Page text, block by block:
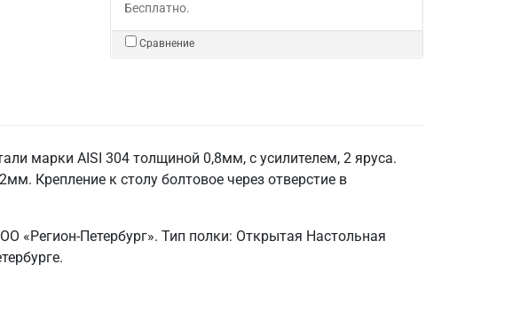
Бесплатно.
Сравнение
марки AISI 304 толщиной 0,8мм, с усилителем, 2 яруса.
Крепление к столу болтовое через отверстие в
Петербург». Тип полки: Открытая Настольная